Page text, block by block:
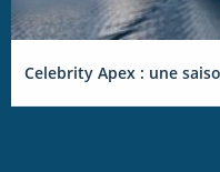
Celebrity Apex : une